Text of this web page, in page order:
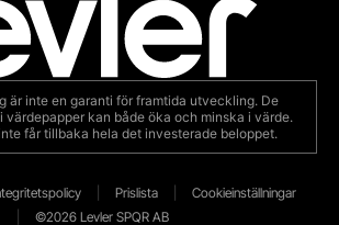
är inte en garanti för framtida utveckling. De
värdepapper kan både öka och minska i värde.
får tillbaka hela det investerade beloppet.
Prislista
Cookieinställningar
©2026 Levler SPQR AB